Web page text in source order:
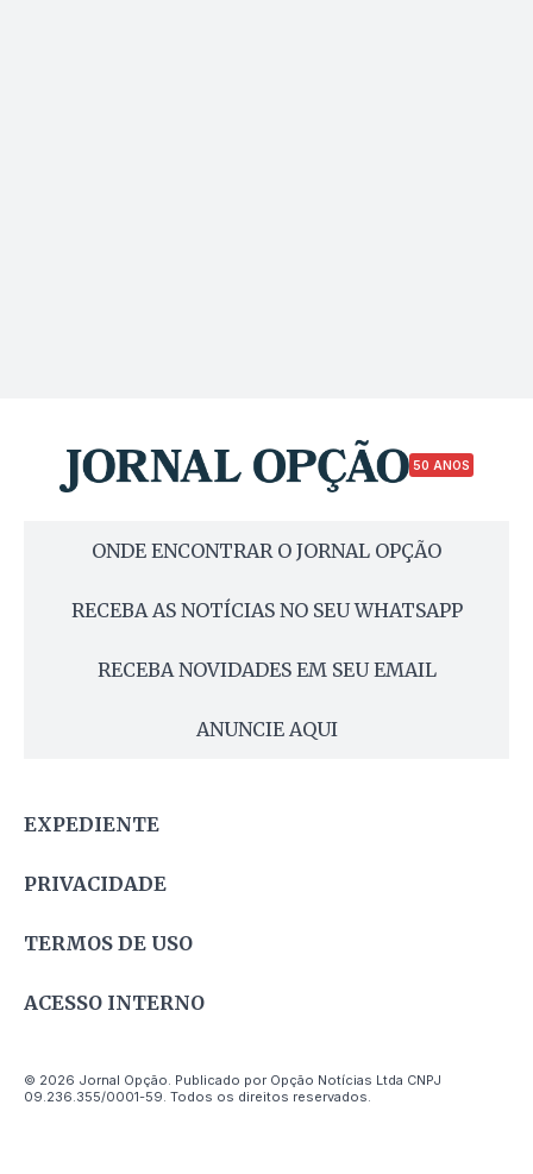
50 ANOS
ONDE ENCONTRAR O JORNAL OPÇÃO
RECEBA AS NOTÍCIAS NO SEU WHATSAPP
RECEBA NOVIDADES EM SEU EMAIL
ANUNCIE AQUI
EXPEDIENTE
PRIVACIDADE
TERMOS DE USO
ACESSO INTERNO
© 2026 Jornal Opção. Publicado por Opção Notícias Ltda CNPJ
09.236.355/0001-59. Todos os direitos reservados.